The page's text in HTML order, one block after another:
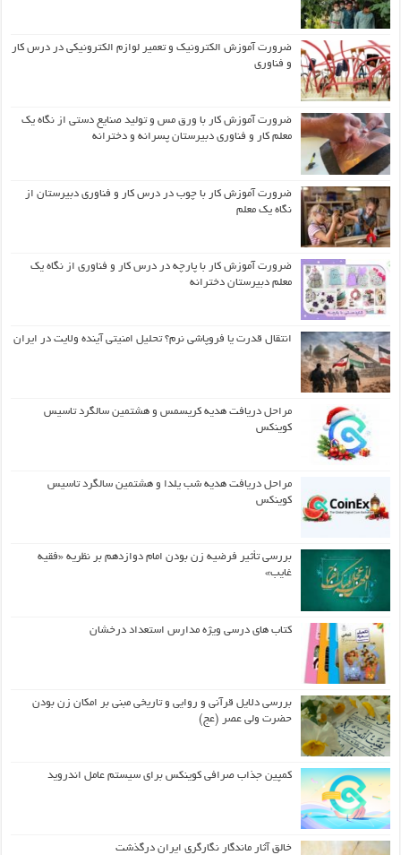
ضرورت آموزش الکترونیک و تعمیر لوازم الکترونیکی در درس کار
و فناوری
ضرورت آموزش کار با ورق مس و تولید صنایع دستی از نگاه یک
معلم کار و فناوری دبیرستان پسرانه و دخترانه
ضرورت آموزش کار با چوب در درس کار و فناوری دبیرستان از
نگاه یک معلم
ضرورت آموزش کار با پارچه در درس کار و فناوری از نگاه یک
معلم دبیرستان دخترانه
انتقال قدرت یا فروپاشی نرم؟ تحلیل امنیتی آینده ولایت در ایران
مراحل دریافت هدیه کریسمس و هشتمین سالگرد تاسیس
کوینکس
مراحل دریافت هدیه شب یلدا و هشتمین سالگرد تاسیس
کوینکس
بررسی تأثیر فرضیه زن بودن امام دوازدهم بر نظریه «فقیه
غایب»
کتاب های درسی ویژه مدارس استعداد درخشان
بررسی دلایل قرآنی و روایی و تاریخی مبنی بر امکان زن بودن
حضرت ولی عصر (عج)
کمپین جذاب صرافی کوینکس برای سیستم عامل اندروید
خالق آثار ماندگار نگارگری ایران درگذشت